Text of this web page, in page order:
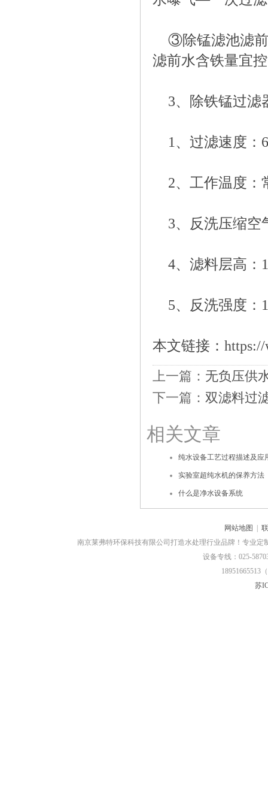
③除锰滤池滤前
滤前水含铁量宜
3、除铁锰过滤
1、过滤速度：
2、工作温度：
3、反洗压缩空
4、滤料层高：
5、反洗强度：
本文链接：
上一篇： 无负压供
下一篇： 双滤料过
相关文章
纯水设备工艺过程描述及应
实验室超纯水机的保养方法
什么是净水设备系统
网站地图
南京莱弗特环保科技有限公司打造水处理行业品牌！专业定
设备专线：025-
18951665513
苏